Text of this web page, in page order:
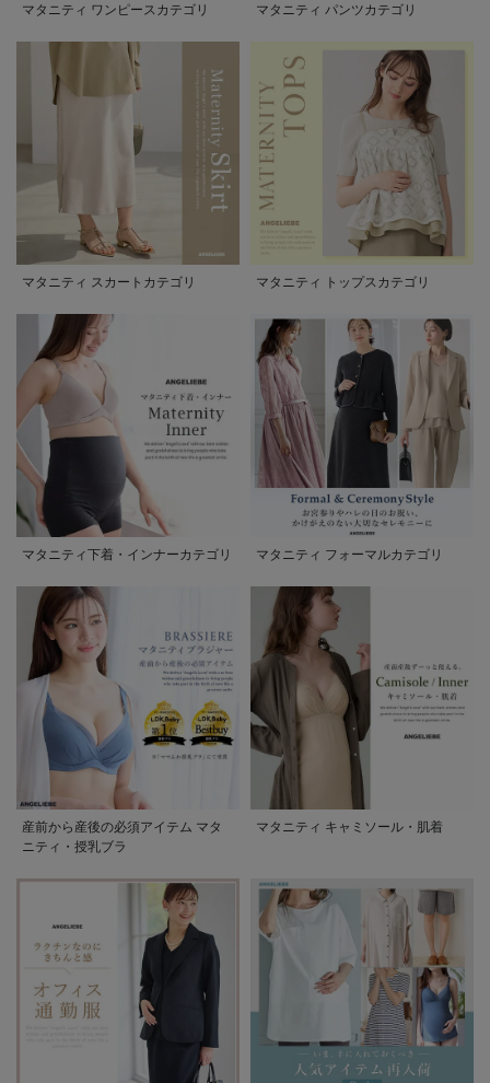
マタニティ ワンピースカテゴリ マタニティ パンツカテゴリ
マタニティ スカートカテゴリ マタニティ トップスカテゴリ
マタニティ下着・インナーカテゴリ マタニティ フォーマルカテゴリ
産前から産後の必須アイテム マタ
ニティ・授乳ブラ
マタニティ キャミソール・肌着